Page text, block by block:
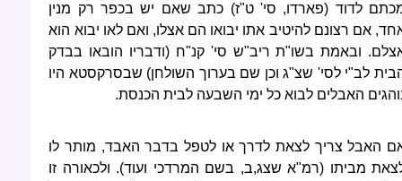
לדוד (פארדו, סי' ט"ז) כתב שאם יש בכפר רק מנין
אם רצונם להיטיב אתו יבואו הם אצלו, ואם לאו יבוא הוא
ובאמת בשו"ת ריב"ש סי' קנ"ח (ודבריו הובאו בבדק
לב"י לסי' שצ"ג וכן שם בערוך השולחן) שבסרקסטא היו
האבלים לבוא כל ימי השבעה לבית הכנסת.
האבל צריך לצאת לדרך או לטפל בדבר האבד, מותר לו
מביתו (רמ"א שצג,ב, בשם המרדכי ועוד). ולכאורה זו